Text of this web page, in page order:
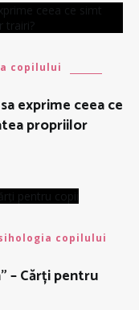
copilului
exprime ceea ce
propriilor
copilului
– Cărți pentru